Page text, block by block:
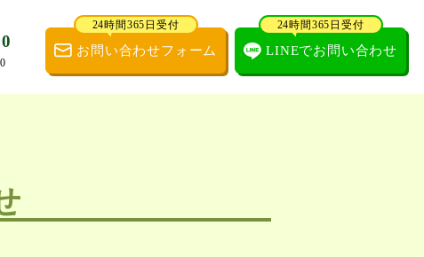
24時間365日受付
お問い合わせフォーム
24時間365日受付
LINEでお問い合わせ